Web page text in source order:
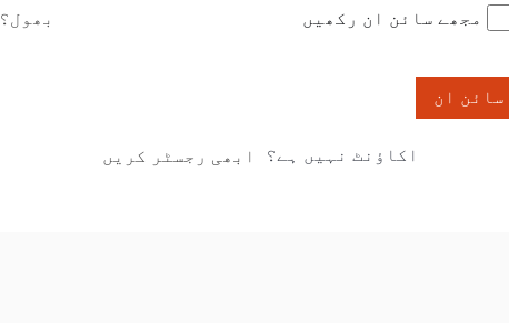
مجھے سائن ان رکھیں بھول؟
سائن ان
اکاؤنٹ نہیں ہے؟ ابھی رجسٹر کریں